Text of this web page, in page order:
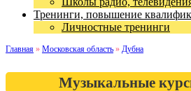
Тренинги, повышение
Личностные тренинги
Главная » Московская область » Дубна
Музыкальные